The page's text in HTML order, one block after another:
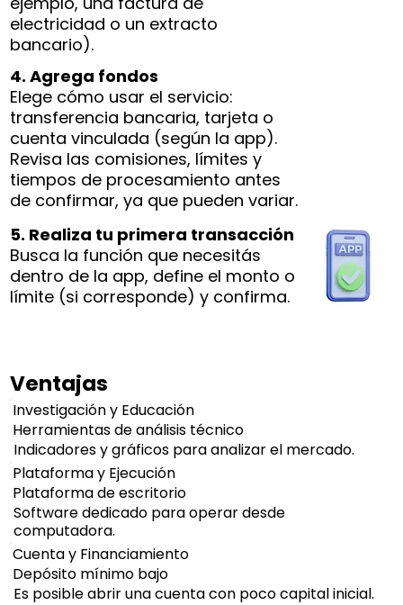
electricidad o un extracto
bancario).
4. Agrega fondos
Elege cómo usar el servicio:
transferencia bancaria, tarjeta o
cuenta vinculada (según la app).
Revisa las comisiones, límites y
tiempos de procesamiento antes
de confirmar, ya que pueden variar.
5. Realiza tu primera transacción
Busca la función que necesitás
dentro de la app, define el monto o
límite (si corresponde) y confirma.
Ventajas
Investigación y Educación
Herramientas de análisis técnico
Indicadores y gráficos para analizar el mercado.
Plataforma y Ejecución
Plataforma de escritorio
Software dedicado para operar desde
computadora.
Cuenta y Financiamiento
Depósito mínimo bajo
Es posible abrir una cuenta con poco capital inicial.